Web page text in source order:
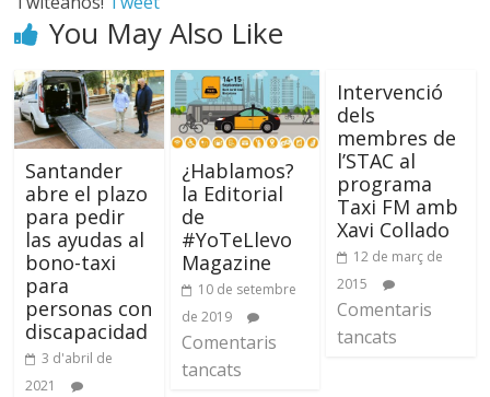
You May Also Like
Santander
abre el plazo
para pedir
las ayudas al
bono-taxi
para
personas con
discapacidad
3 d'abril de
2021
¿Hablamos?
la Editorial
de
#YoTeLlevo
Magazine
10 de setembre
de 2019
Comentaris
tancats
Intervenció
dels
membres de
l’STAC al
programa
Taxi FM amb
Xavi Collado
12 de març de
2015
Comentaris
tancats